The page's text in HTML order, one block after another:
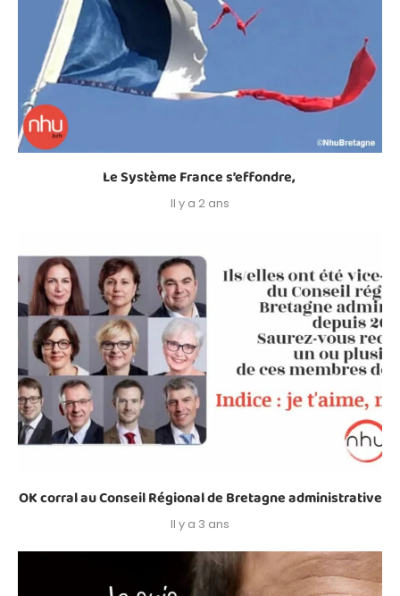
Le Système France s’effondre,
Il y a 2 ans
OK corral au Conseil Régional de Bretagne administrative
Il y a 3 ans